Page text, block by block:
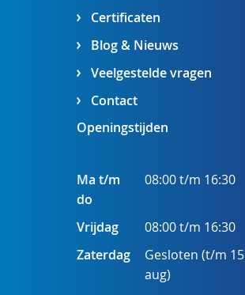
Certificaten
Blog & Nieuws
Veelgestelde vragen
Contact
Openingstijden
Ma t/m
do
08:00 t/m 16:30
Vrijdag
08:00 t/m 16:30
Zaterdag
Gesloten (t/m 15
aug)